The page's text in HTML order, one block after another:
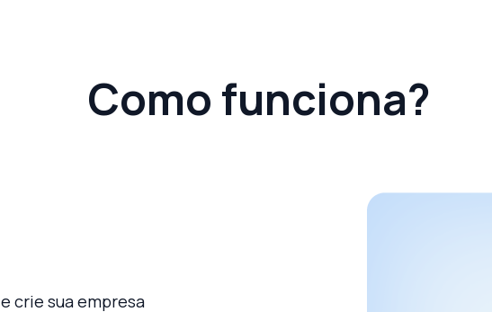
Como funciona?
e crie sua empresa